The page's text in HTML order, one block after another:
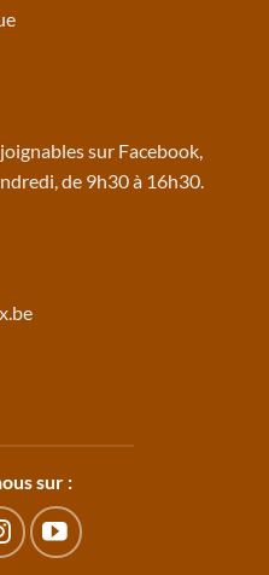
sur Facebook,
de 9h30 à 16h30.
sur :